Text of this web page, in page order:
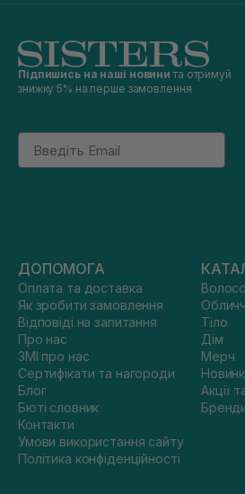
Підпишись на наші новини та отримуй
знижку 5% на перше замовлення
Email
ДОПОМОГА
Оплата та доставка
Як зробити замовлення
Відповіді на запитання
Про нас
ЗМІ про нас
Сертифікати та нагороди
Блог
Бюті словник
Контакти
Умови використання сайту
Політика конфіденційності
Тіло
Дім
Мерч
Акції